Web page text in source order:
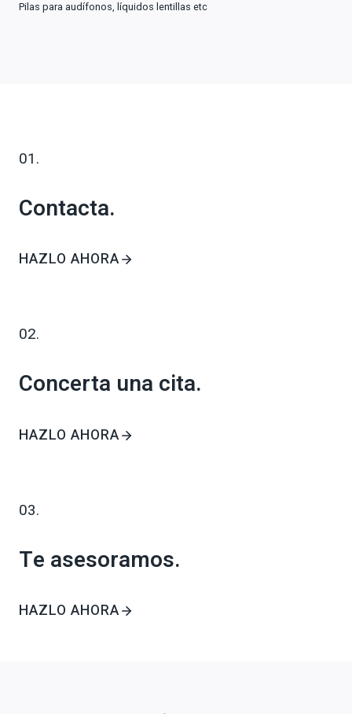
Pilas para audífonos, líquidos lentillas etc
01.
Contacta.
HAZLO AHORA
02.
Concerta una cita.
HAZLO AHORA
03.
Te asesoramos.
HAZLO AHORA